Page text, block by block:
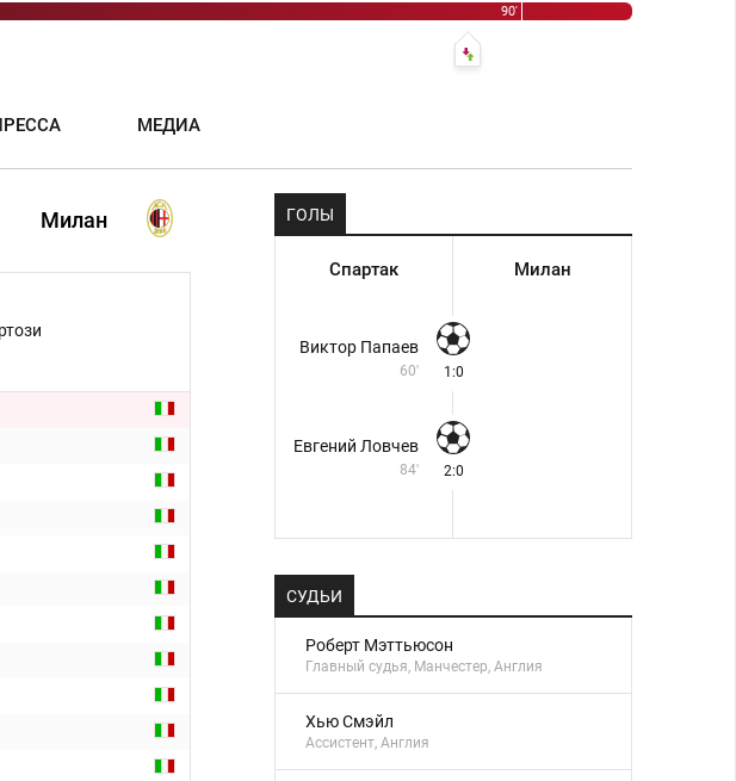
90'
МЕДИА
Милан ГОЛЫ
Спартак Милан
Виктор Папаев
60' 1:0
Евгений Ловчев
84' 2:0
СУДЬИ
Роберт Мэттьюсон
Главный судья, Манчестер, Англия
Хью Смэйл
Ассистент, Англия